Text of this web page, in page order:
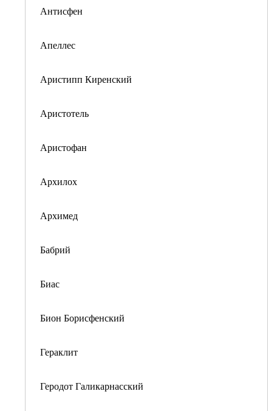
Антисфен
Апеллес
Аристипп Киренский
Аристотель
Аристофан
Архилох
Архимед
Бабрий
Биас
Бион Борисфенский
Гераклит
Геродот Галикарнасский